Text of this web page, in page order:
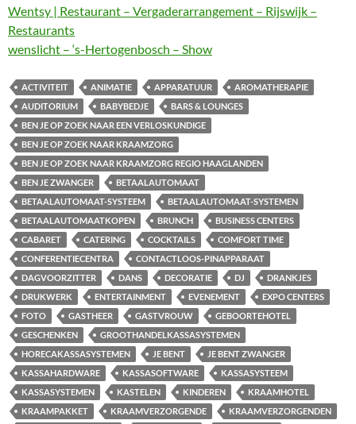
Wentsy | Restaurant – Vergaderarrangement – Rijswijk –
Restaurants
wenslicht – ‘s-Hertogenbosch – Show
ACTIVITEIT ANIMATIE APPARATUUR
AROMATHERAPIE
AUDITORIUM
BABYBEDJE
BARS & LOUNGES
BEN JE OP ZOEK NAAR EEN VERLOSKUNDIGE
BEN JE OP ZOEK NAAR KRAAMZORG
BEN JE OP ZOEK NAAR KRAAMZORG REGIO HAAGLANDEN
BEN JE ZWANGER
BETAALAUTOMAAT
BETAALAUTOMAAT-SYSTEEM
BETAALAUTOMAAT-SYSTEMEN
BETAALAUTOMAATKOPEN
BRUNCH
BUSINESS CENTERS
CABARET
CATERING COCKTAILS
COMFORT TIME
CONFERENTIECENTRA
CONTACTLOOS-PINAPPARAAT
DAGVOORZITTER
DANS DECORATIE DJ
DRANKJES
DRUKWERK
ENTERTAINMENT EVENEMENT
EXPO CENTERS
FOTO
GASTHEER GASTVROUW
GEBOORTEHOTEL
GESCHENKEN
GROOTHANDELKASSASYSTEMEN
HORECAKASSASYSTEMEN
JE BENT
JE BENT ZWANGER
KASSAHARDWARE
KASSASOFTWARE
KASSASYSTEEM
KASSASYSTEMEN
KASTELEN KINDEREN
KRAAMHOTEL
KRAAMPAKKET
KRAAMVERZORGENDE
KRAAMVERZORGENDEN